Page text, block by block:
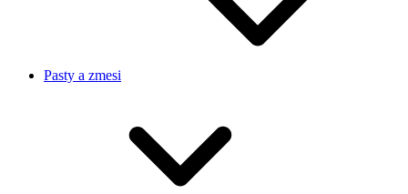
Pasty a zmesi